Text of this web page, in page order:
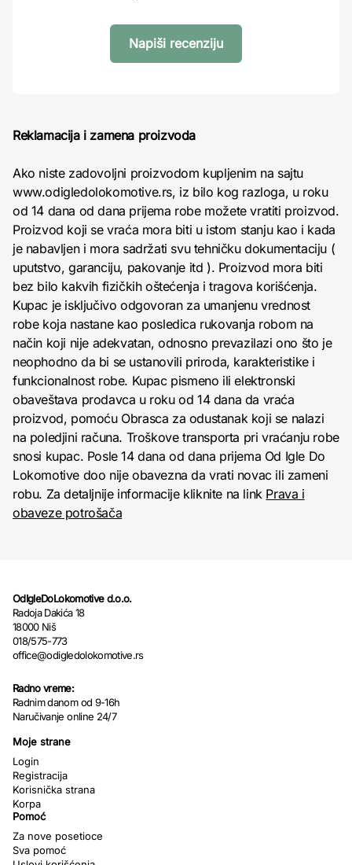
Napiši recenziju
Reklamacija i zamena proizvoda
Ako niste zadovoljni proizvodom kupljenim na sajtu
www.odigledolokomotive.rs, iz bilo kog razloga, u roku
od 14 dana od dana prijema robe možete vratiti proizvod.
Proizvod koji se vraća mora biti u istom stanju kao i kada
je nabavljen i mora sadržati svu tehničku dokumentaciju (
uputstvo, garanciju, pakovanje itd ). Proizvod mora biti
bez bilo kakvih fizičkih oštećenja i tragova korišćenja.
Kupac je isključivo odgovoran za umanjenu vrednost
robe koja nastane kao posledica rukovanja robom na
način koji nije adekvatan, odnosno prevazilazi ono što je
neophodno da bi se ustanovili priroda, karakteristike i
funkcionalnost robe. Kupac pismeno ili elektronski
obaveštava prodavca u roku od 14 dana da vraća
proizvod, pomoću Obrasca za odustanak koji se nalazi
na poledjini računa. Troškove transporta pri vraćanju robe
snosi kupac. Posle 14 dana od dana prijema Od Igle Do
Lokomotive doo nije obavezna da vrati novac ili zameni
robu. Za detaljnije informacije kliknite na link Prava i
obaveze potrošača
OdIgleDoLokomotive d.o.o.
Radoja Dakića 18
18000 Niš
018/575-773
office@odigledolokomotive.rs
Radno vreme:
Radnim danom od 9-16h
Naručivanje online 24/7
Moje strane
Login
Registracija
Korisnička strana
Korpa
Pomoć
Za nove posetioce
Sva pomoć